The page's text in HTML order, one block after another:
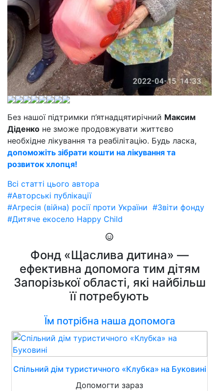
Без нашої підтримки п’ятнадцятирічний Максим
Діденко не зможе продовжувати життєво
необхідне лікування та реабілітацію. Будь ласка,
допоможіть зібрати кошти на лікування та
розвиток хлопця!
Всі статті цього автора
#Авторські публікації
#Агресія (війна) росії проти України #Звіти фонду
#Дитяче екосело Happy Child
Фонд «Щаслива дитина» —
ефективна допомога тим дітям
Запорізької області, які найбільш
її потребують
Їм потрібна наша допомога
Спільний дім туристичного «Клубка» на Буковині
Допомогти зараз